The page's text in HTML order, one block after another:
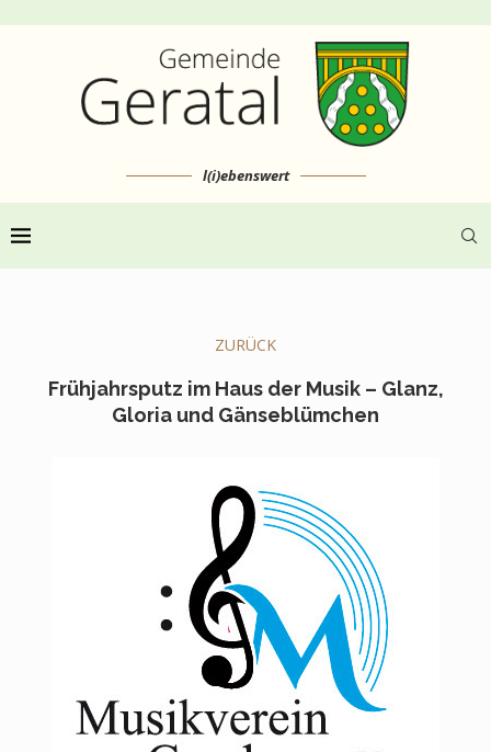
l(i)ebenswert
ZURÜCK
Frühjahrsputz im Haus der Musik – Glanz,
Gloria und Gänseblümchen